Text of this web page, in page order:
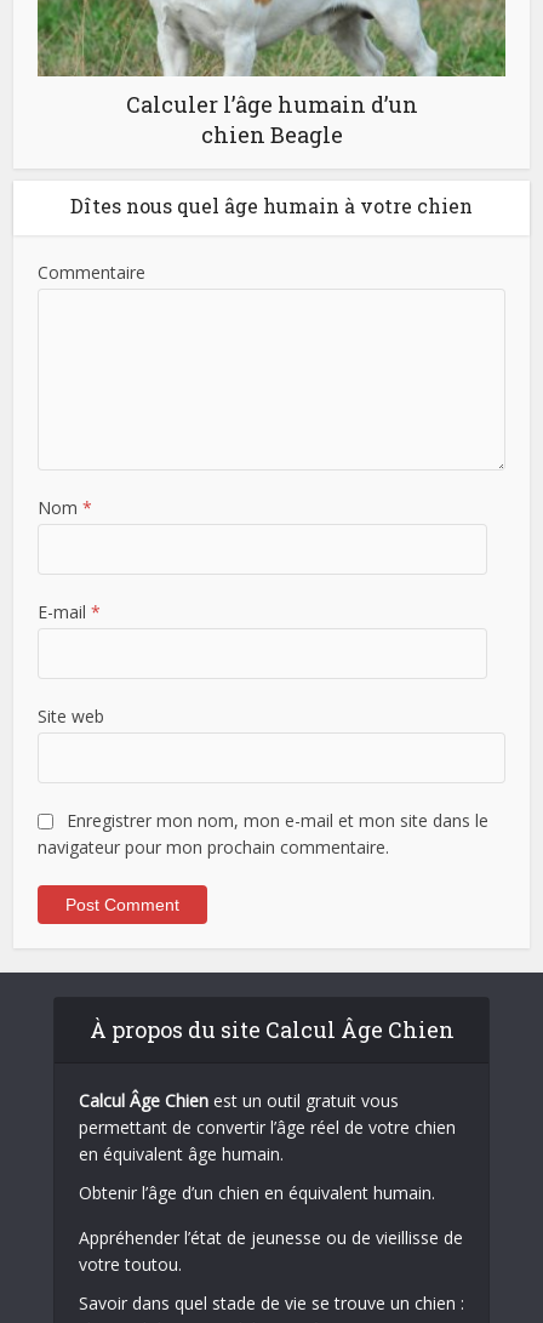
Calculer l’âge humain d’un
chien Beagle
Dîtes nous quel âge humain à votre chien
Commentaire
Nom*
E-mail*
Site web
Enregistrer mon nom, mon e-mail et mon site dans le
navigateur pour mon prochain commentaire.
À propos du site Calcul Âge Chien
Calcul Âge Chien est un outil gratuit vous
permettant de convertir l’âge réel de votre chien
en équivalent âge humain.
Obtenir l’âge d’un chien en équivalent humain.
Appréhender l’état de jeunesse ou de vieillisse de
votre toutou.
Savoir dans quel stade de vie se trouve un chien :